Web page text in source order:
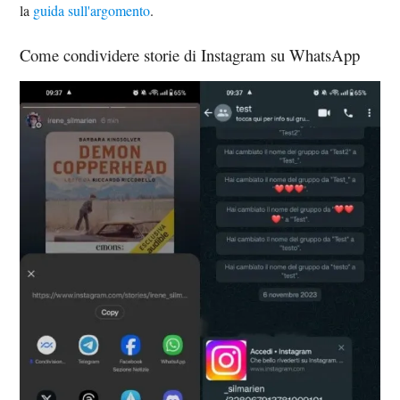
la guida sull'argomento.
Come condividere storie di Instagram su WhatsApp